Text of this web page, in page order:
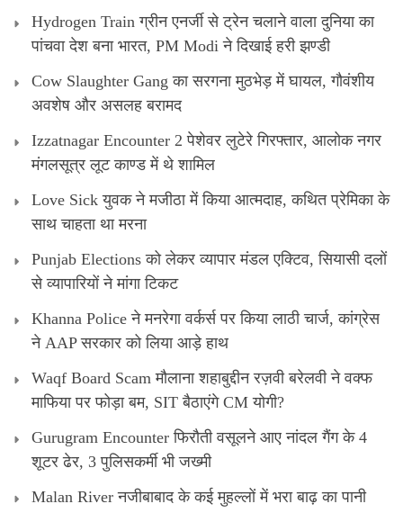
Hydrogen Train ग्रीन एनर्जी से ट्रेन चलाने वाला दुनिया का
पांचवा देश बना भारत, PM Modi ने दिखाई हरी झण्डी
Cow Slaughter Gang का सरगना मुठभेड़ में घायल, गौवंशीय
अवशेष और असलह बरामद
Izzatnagar Encounter 2 पेशेवर लुटेरे गिरफ्तार, आलोक नगर
मंगलसूत्र लूट काण्‍ड में थे शामिल
Love Sick युवक ने मजीठा में किया आत्मदाह, कथित प्रेमिका के
साथ चाहता था मरना
Punjab Elections को लेकर व्यापार मंडल एक्टिव, सियासी दलों
से व्यापारियों ने मांगा टिकट
Khanna Police ने मनरेगा वर्कर्स पर किया लाठी चार्ज, कांग्रेस
ने AAP सरकार को लिया आड़े हाथ
Waqf Board Scam मौलाना शहाबुद्दीन रज़वी बरेलवी ने वक्फ
माफिया पर फोड़ा बम, SIT बैठाएंगे CM योगी?
Gurugram Encounter फिरौती वसूलने आए नांदल गैंग के 4
शूटर ढेर, 3 पुलिसकर्मी भी जख्मी
Malan River नजीबाबाद के कई मुहल्लों में भरा बाढ़ का पानी